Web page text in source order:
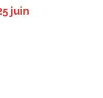
juin